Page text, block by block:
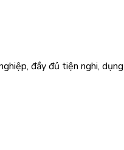
đầy đủ tiện nghi,